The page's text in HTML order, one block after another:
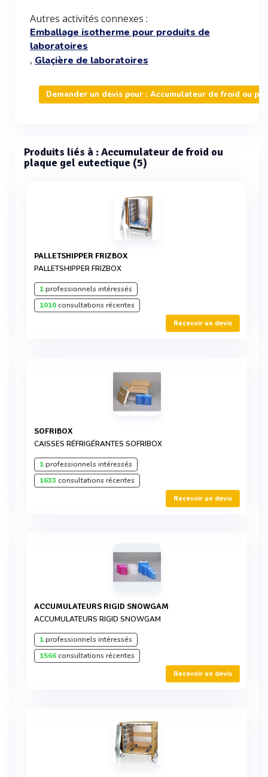
Autres activités connexes :
Emballage isotherme pour produits de
laboratoires
, Glaçière de laboratoires
Demander un devis pour : Accumulateur de froid ou
Produits liés à : Accumulateur de froid ou
plaque gel eutectique (5)
PALLETSHIPPER FRIZBOX
PALLETSHIPPER FRIZBOX
1professionnels intéressés
1010consultations récentes
Recevoir un devis
SOFRIBOX
CAISSES RÉFRIGÉRANTES SOFRIBOX
1professionnels intéressés
1633 consultations récentes
Recevoir un devis
ACCUMULATEURS RIGID SNOWGAM
ACCUMULATEURS RIGID SNOWGAM
1professionnels intéressés
1566consultations récentes
Recevoir un devis